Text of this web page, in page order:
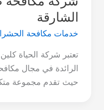
الشارقة
خدمات مكافحة
تعتبر شركة الحياة
الرائدة في مجال
حيث تقدم مجموعة